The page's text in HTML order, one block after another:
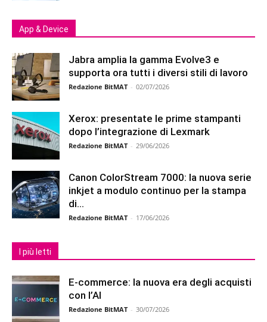
App & Device
Jabra amplia la gamma Evolve3 e
supporta ora tutti i diversi stili di lavoro
Redazione BitMAT - 02/07/2026
Xerox: presentate le prime stampanti
dopo l’integrazione di Lexmark
Redazione BitMAT - 29/06/2026
Canon ColorStream 7000: la nuova serie
inkjet a modulo continuo per la stampa
di...
Redazione BitMAT - 17/06/2026
I più letti
E-commerce: la nuova era degli acquisti
con l’AI
Redazione BitMAT - 30/07/2026